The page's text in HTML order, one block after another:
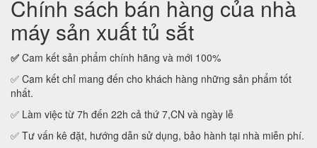
Chính sách bán hàng của nhà
máy sản xuất tủ sắt
✅ Cam kết sản phẩm chính hãng và mới 100%
✅ Cam kết chỉ mang đến cho khách hàng những sản phẩm tốt
nhất.
✅ Làm việc từ 7h đến 22h cả thứ 7,CN và ngày lễ
✅ Tư vấn kê đặt, hướng dẫn sử dụng, bảo hành tại nhà miễn phí.